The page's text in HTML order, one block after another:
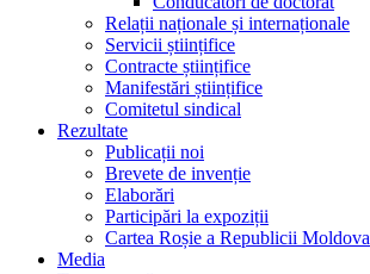
Relații naționale și internaționale
Servicii științifice
Contracte științifice
Manifestări științifice
Comitetul sindical
Rezultate
Publicații noi
Brevete de invenție
Elaborări
Participări la expoziții
Cartea Roșie a Republicii Moldova
Media